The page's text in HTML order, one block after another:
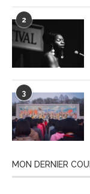
2
3
MON DERNIER